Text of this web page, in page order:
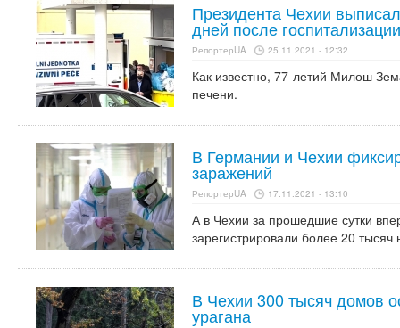
Президента Чехии
дней после госпитализации
РепортерUA 25.11.2021 - 12:32
Как известно, 77-летий Милош
печени.
В Германии и Чехии
заражений
РепортерUA 17.11.2021 - 13:10
А в Чехии за прошедшие сутки
зарегистрировали более 20
В Чехии 300 тысяч домов
урагана